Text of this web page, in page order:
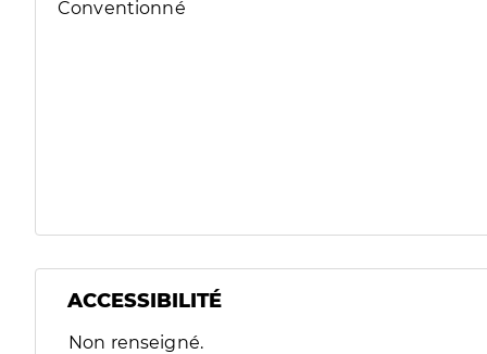
Conventionné
ACCESSIBILITÉ
Filtres
Sélectionnez un ou plusieurs handicaps/besoins
Non renseigné.